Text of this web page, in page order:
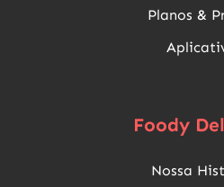
Planos &
Foody
Nossa